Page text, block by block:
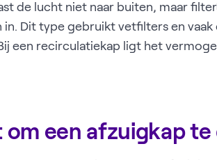
de lucht niet naar buiten, maar
Dit type gebruikt vetfilters en
een recirculatiekap ligt het
om een afzuigkap